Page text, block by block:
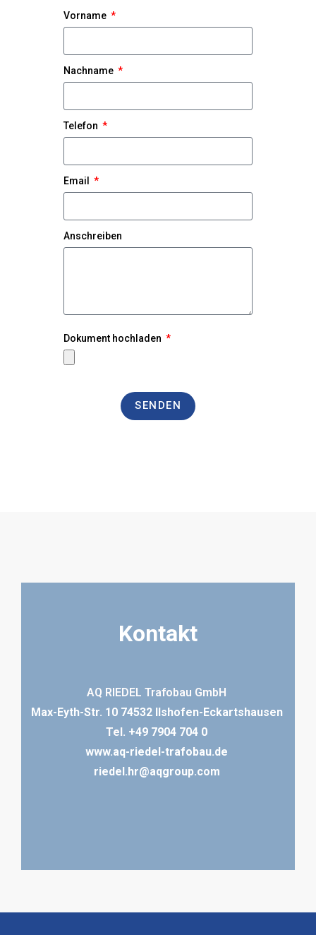
Vorname
Nachname
Telefon
Email
Anschreiben
Dokument hochladen
SENDEN
Kontakt
AQ RIEDEL Trafobau GmbH
Max-Eyth-Str. 10 74532 Ilshofen-Eckartshausen
Tel. +49 7904 704 0
www.aq-riedel-trafobau.de
riedel.hr@aqgroup.com